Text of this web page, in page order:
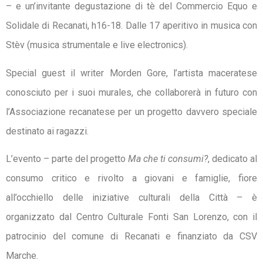
– e un’invitante degustazione di tè del Commercio Equo e
Solidale di Recanati, h16-18. Dalle 17 aperitivo in musica con
Stèv (musica strumentale e live electronics).
Special guest il writer Morden Gore, l’artista maceratese
conosciuto per i suoi murales, che collaborerà in futuro con
l’Associazione recanatese per un progetto davvero speciale
destinato ai ragazzi.
L’evento – parte del progetto Ma che ti consumi?, dedicato al
consumo critico e rivolto a giovani e famiglie, fiore
all’occhiello delle iniziative culturali della Città – è
organizzato dal Centro Culturale Fonti San Lorenzo, con il
patrocinio del comune di Recanati e finanziato da CSV
Marche.